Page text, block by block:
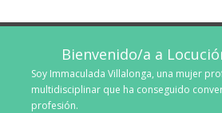
Bienvenido/a a
Soy Immaculada Villalonga, una mujer
multidisciplinar que ha conseguido
profesión.